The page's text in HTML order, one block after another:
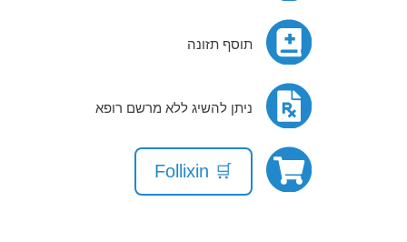
תוסף תזונה
ניתן להשיג ללא מרשם רופא
🛒 Follixin